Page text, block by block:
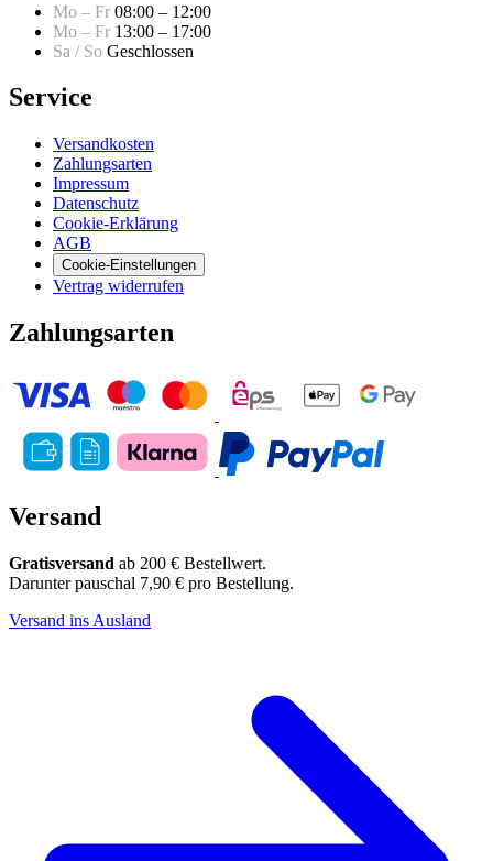
Mo – Fr 08:00 – 12:00
Mo – Fr 13:00 – 17:00
Sa / So Geschlossen
Service
Versandkosten
Zahlungsarten
Impressum
Datenschutz
Cookie-Erklärung
AGB
Cookie-Einstellungen
Vertrag widerrufen
Zahlungsarten
Versand
Gratisversand ab 200 € Bestellwert.
Darunter pauschal 7,90 € pro Bestellung.
Versand ins Ausland